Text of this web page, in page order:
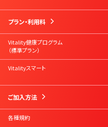
プラン・利用料
Vitality健康プログラム
（標準プラン）
Vitalityスマート
ご加入方法
各種規約